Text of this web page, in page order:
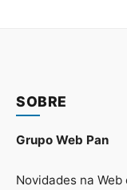
SOBRE
Grupo Web Pan
Novidades na Web